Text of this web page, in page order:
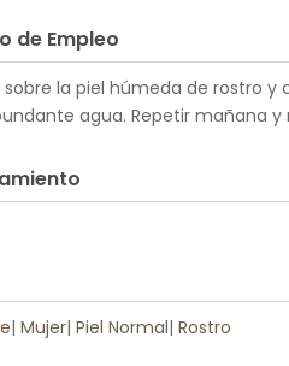
de Empleo
sobre la piel húmeda de rostro
agua. Repetir mañana y
| Mujer| Piel Normal| Rostro